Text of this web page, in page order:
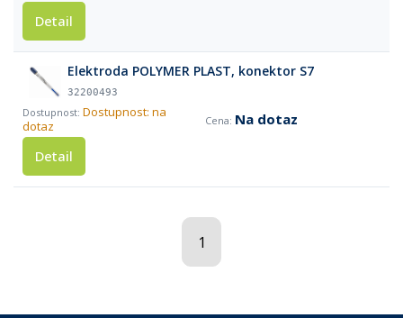
Detail
Elektroda POLYMER PLAST, konektor S7
32200493
Dostupnost: na
dotaz
Na dotaz
Detail
1